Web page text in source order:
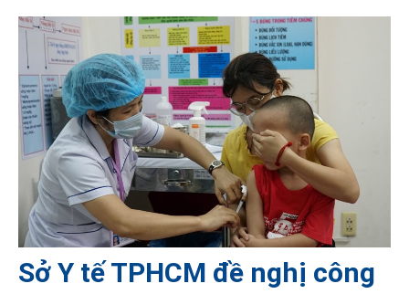
Sở Y tế TPHCM đề nghị công